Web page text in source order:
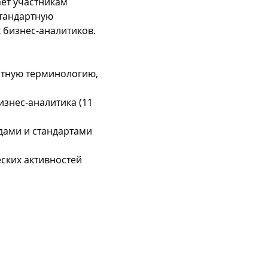
аналитиков.
терминологию,
аналитика (11
и стандартами
активностей